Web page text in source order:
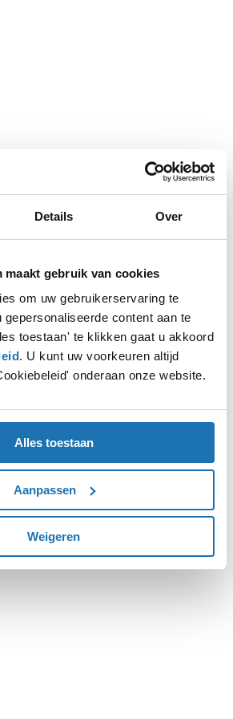
Details Over
maakt gebruik van cookies
om uw gebruikerservaring te
gepersonaliseerde content aan te
toestaan' te klikken gaat u akkoord
. U kunt uw voorkeuren altijd
onderaan onze website.
Alles toestaan
Aanpassen
Weigeren
client-side exception has occurred while
(see the browser console
more information).